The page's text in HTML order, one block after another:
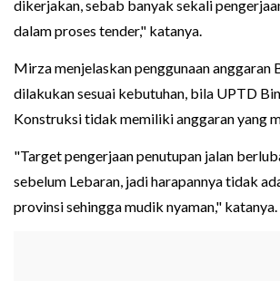
dikerjakan, sebab banyak sekali
dalam proses tender," katanya.
Mirza menjelaskan penggunaan
dilakukan sesuai kebutuhan, bila UPTD
Konstruksi tidak memiliki anggaran yang
"Target pengerjaan penutupan jalan
sebelum Lebaran, jadi harapannya tidak
provinsi sehingga mudik nyaman," katanya.